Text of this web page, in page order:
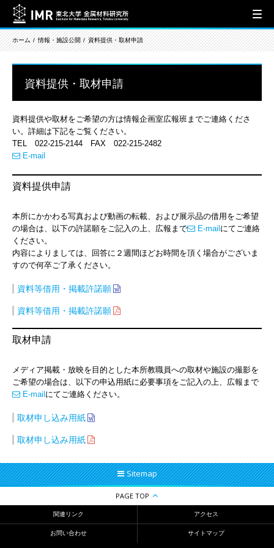
ホーム 情報・施設公開 資料提供・取材申請
資料提供・取材申請
資料提供や取材をご希望の方は情報企画室広報班までご連絡くださ
い。詳細は下記をご覧ください。
TEL 022-215-2144 FAX 022-215-2482
E-mail
資料提供申請
本所にかかわる写真および動画の転載、および展示品の借用をご希望
の場合は、以下の許諾願をご記入の上、広報まで
E-mail にてご連絡
ください。
内容によりましては、回答に２週間ほどお時間を頂く場合がございま
すので何卒ご了承ください。
資料等借用・掲載許諾願
資料等借用・掲載許諾願
取材申請
メディア掲載・放映を目的とした本所教職員への取材や施設の撮影を
ご希望の場合は、以下の申込用紙に必要事項をご記入の上、広報まで
E-mail にてご連絡ください。
取材申し込み用紙
取材申し込み用紙
Sitemap
PAGE TOP
関連リンク アクセス
お問い合わせ サイトマップ